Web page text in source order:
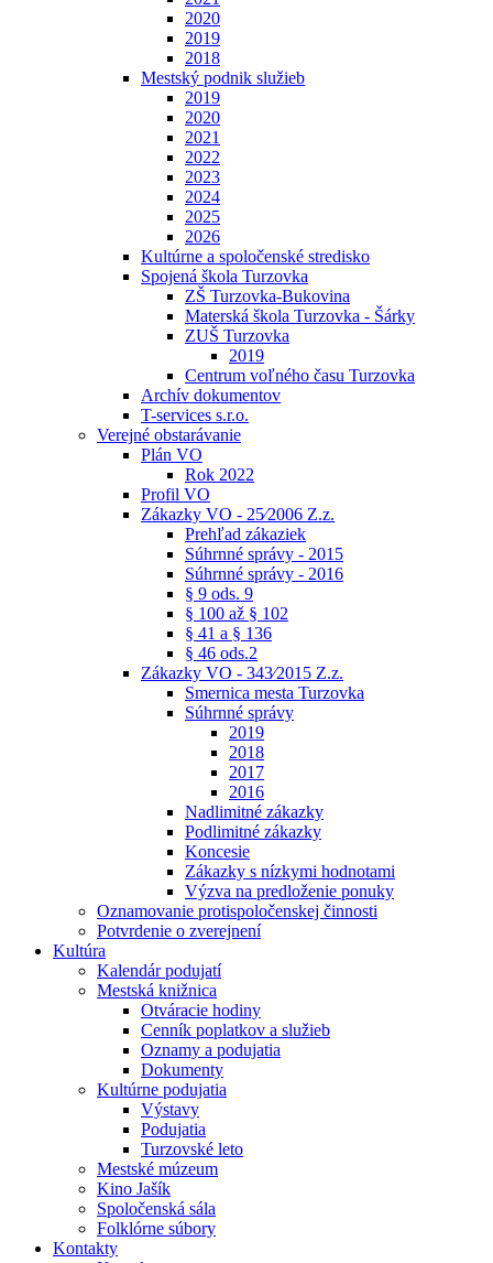
2020
2019
2018
Mestský podnik služieb
2019
2020
2021
2022
2023
2024
2025
2026
Kultúrne a spoločenské stredisko
Spojená škola Turzovka
ZŠ Turzovka-Bukovina
Materská škola Turzovka - Šárky
ZUŠ Turzovka
2019
Centrum voľného času Turzovka
Archív dokumentov
T-services s.r.o.
Verejné obstarávanie
Plán VO
Rok 2022
Profil VO
Zákazky VO - 25⁄2006 Z.z.
Prehľad zákaziek
Súhrnné správy - 2015
Súhrnné správy - 2016
§ 9 ods. 9
§ 100 až § 102
§ 41 a § 136
§ 46 ods.2
Zákazky VO - 343⁄2015 Z.z.
Smernica mesta Turzovka
Súhrnné správy
2019
2018
2017
2016
Nadlimitné zákazky
Podlimitné zákazky
Koncesie
Zákazky s nízkymi hodnotami
Výzva na predloženie ponuky
Oznamovanie protispoločenskej činnosti
Potvrdenie o zverejnení
Kultúra
Kalendár podujatí
Mestská knižnica
Otváracie hodiny
Cenník poplatkov a služieb
Oznamy a podujatia
Dokumenty
Kultúrne podujatia
Výstavy
Podujatia
Turzovské leto
Mestské múzeum
Kino Jašík
Spoločenská sála
Folklórne súbory
Kontakty